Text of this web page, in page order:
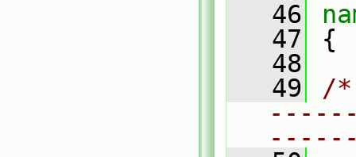
   46
   47
{
   48
   49
/